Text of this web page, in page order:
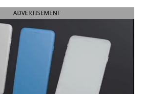
ADVERTISEMENT